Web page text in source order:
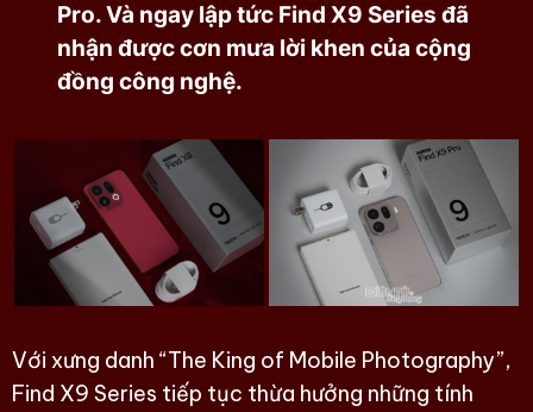
Pro. Và ngay lập tức Find X9 Series đã
nhận được cơn mưa lời khen của cộng
đồng công nghệ.
Với xưng danh “The King of Mobile Photography”,
Find X9 Series tiếp tục thừa hưởng những tính